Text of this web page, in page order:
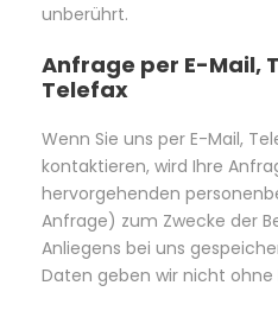
unberührt.
Anfrage per E-Mail,
Telefax
Wenn Sie uns per E-Mail,
kontaktieren, wird Ihre
hervorgehenden
Anfrage) zum Zwecke der
Anliegens bei uns
Daten geben wir nicht ohne